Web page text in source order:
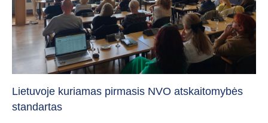
Lietuvoje kuriamas pirmasis NVO atskaitomybės
standartas